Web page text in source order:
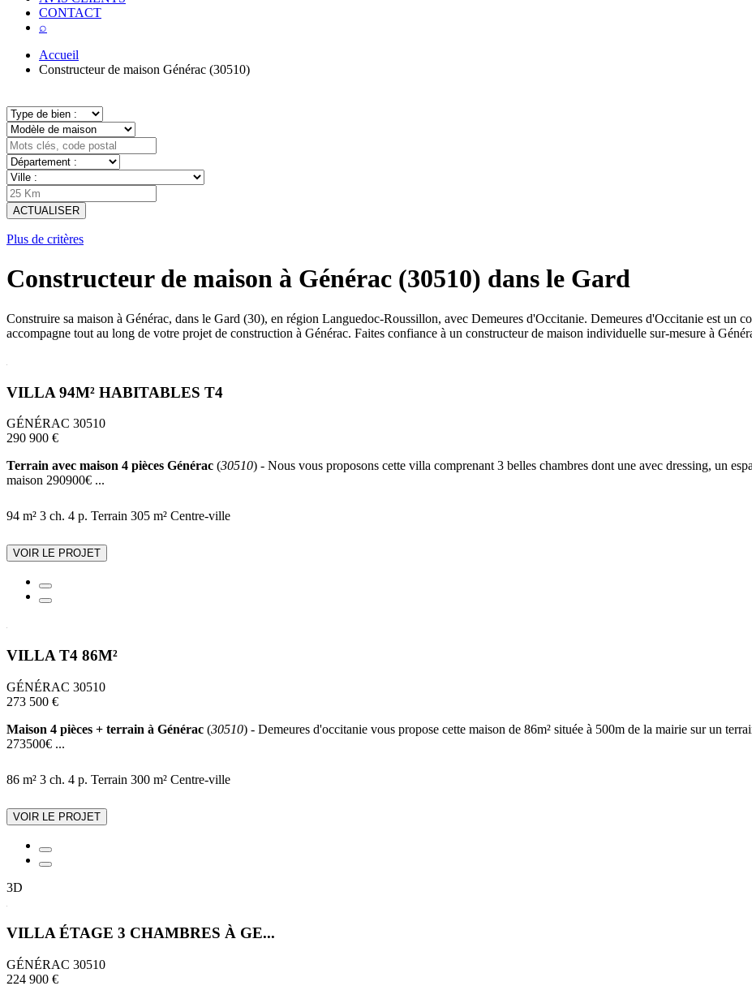
CONTACT
⌕
Accueil
Constructeur de maison Générac (30510)
ACTUALISER
Plus de critères
Constructeur de maison à Générac (30510) dans le Gard
Construire sa maison à Générac, dans le Gard (30), en région Languedoc-Roussillon, avec Demeures d'Occitanie. Demeures d'Occitanie est un
accompagne tout au long de votre projet de construction à Générac. Faites confiance à un constructeur de maison individuelle sur-mesure à
VILLA 94M² HABITABLES T4
GÉNÉRAC 30510
290 900 €
Terrain avec maison 4 pièces Générac (30510) - Nous vous proposons cette villa comprenant 3 belles chambres dont une avec dressing, un
maison 290900€ ...
94 m² 3 ch. 4 p. Terrain 305 m² Centre-ville
VOIR LE PROJET
VILLA T4 86M²
GÉNÉRAC 30510
273 500 €
Maison 4 pièces + terrain à Générac (30510) - Demeures d'occitanie vous propose cette maison de 86m² située à 500m de la mairie sur un
273500€ ...
86 m² 3 ch. 4 p. Terrain 300 m² Centre-ville
VOIR LE PROJET
3D
VILLA ÉTAGE 3 CHAMBRES À GE...
GÉNÉRAC 30510
224 900 €